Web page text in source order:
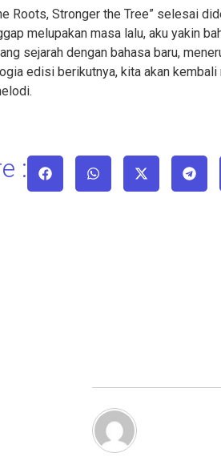
e Roots, Stronger the Tree” selesai
melupakan masa lalu, aku yakin
sejarah dengan bahasa baru,
edisi berikutnya, kita akan kembali
: